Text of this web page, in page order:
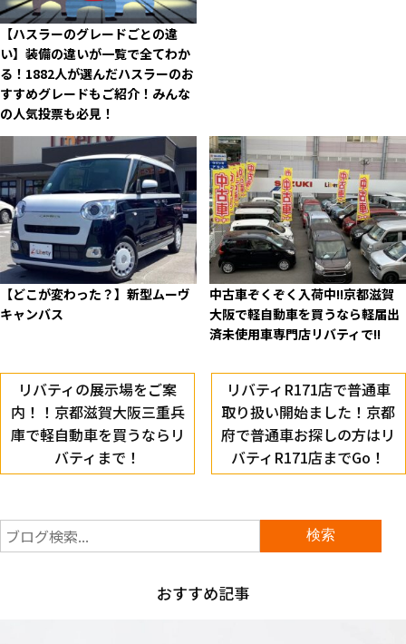
【ハスラーのグレードごとの違
い】装備の違いが一覧で全てわか
る！1882人が選んだハスラーのお
すすめグレードもご紹介！みんな
の人気投票も必見！
【どこが変わった？】新型ムーヴ
キャンバス
中古車ぞくぞく入荷中!!京都滋賀
大阪で軽自動車を買うなら軽届出
済未使用車専門店リバティで!!
リバティの展示場をご案
内！！京都滋賀大阪三重兵
庫で軽自動車を買うならリ
バティまで！
リバティR171店で普通車
取り扱い開始ました！京都
府で普通車お探しの方はリ
バティR171店までGo！
おすすめ記事